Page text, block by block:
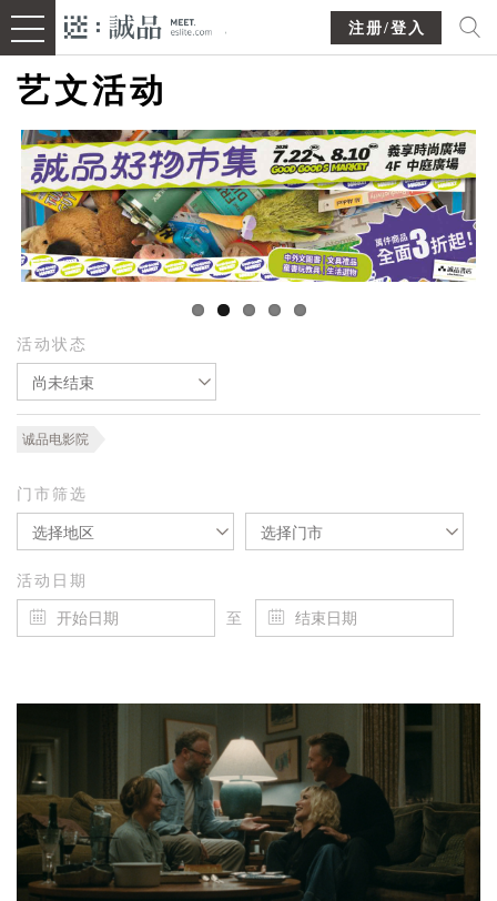
注册/登入
艺文活动
活动状态
尚未结束
诚品电影院
门市筛选
选择地区 选择门市
活动日期
至